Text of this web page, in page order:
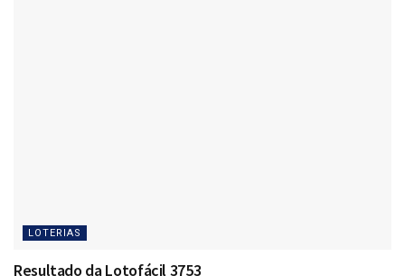
LOTERIAS
Resultado da Lotofácil 3753